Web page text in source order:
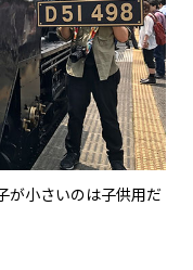
が小さいのは子供用だ